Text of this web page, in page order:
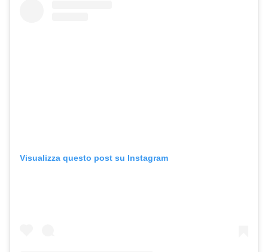
Visualizza questo post su Instagram